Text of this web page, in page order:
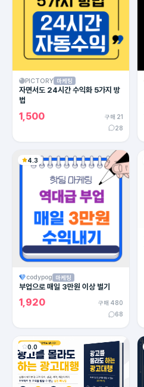
PICTORY 마케팅
자면서도 24시간 수익화 5가지 방
법
1,500
구매 21
28
4.3
codypog 마케팅
부업으로 매일 3만원 이상 벌기
1,920
구매 480
68
0.0